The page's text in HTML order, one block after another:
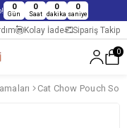
0
Gün
0
Saat
0
dakika
0
saniye
Kolay İade Sipariş Takip
0